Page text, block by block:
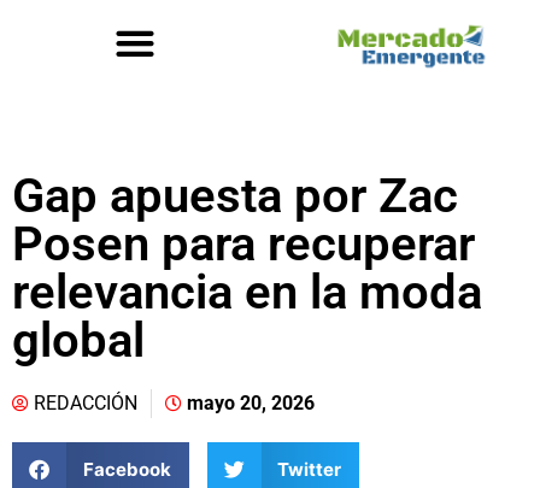
Gap apuesta por Zac
Posen para recuperar
relevancia en la moda
global
REDACCIÓN mayo 20, 2026
Facebook Twitter